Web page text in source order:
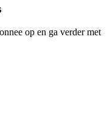
op en ga verder met